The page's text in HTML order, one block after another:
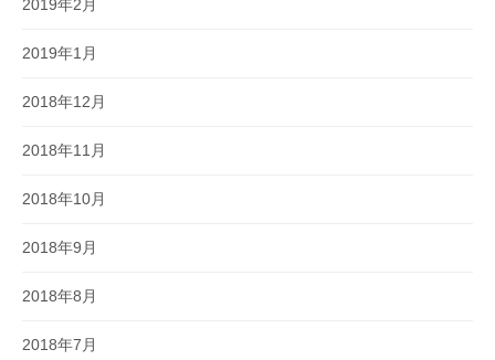
2019年2月
2019年1月
2018年12月
2018年11月
2018年10月
2018年9月
2018年8月
2018年7月